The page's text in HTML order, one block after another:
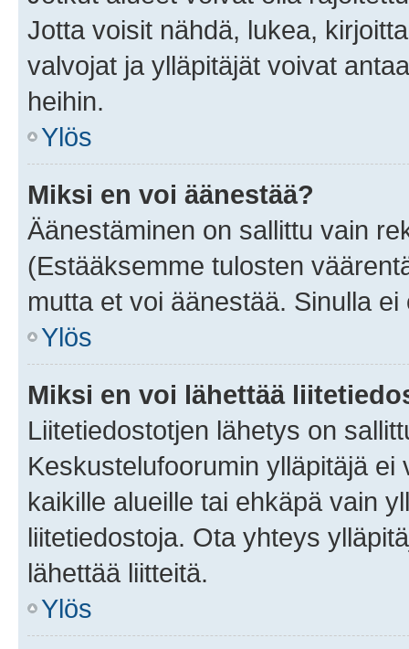
Jotta voisit nähdä, lukea,
valvojat ja ylläpitäjät voivat
heihin.
Ylös
Miksi en voi äänestää?
Äänestäminen on sallittu vain
(Estääksemme tulosten
mutta et voi äänestää. Sinulla
Ylös
Miksi en voi lähettää
Liitetiedostotjen lähetys on
Keskustelufoorumin ylläpitäjä
kaikille alueille tai ehkäpä vain
liitetiedostoja. Ota yhteys
lähettää liitteitä.
Ylös